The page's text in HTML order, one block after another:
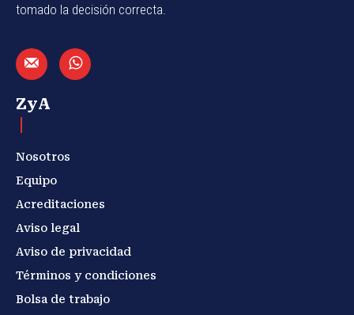
tomado la decisión correcta.
ZyA
Nosotros
Equipo
Acreditaciones
Aviso legal
Aviso de privacidad
Términos y condiciones
Bolsa de trabajo